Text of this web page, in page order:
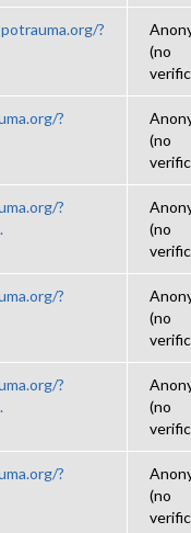
?
(no
?
(no
?
(no
?
(no
?
(no
?
(no